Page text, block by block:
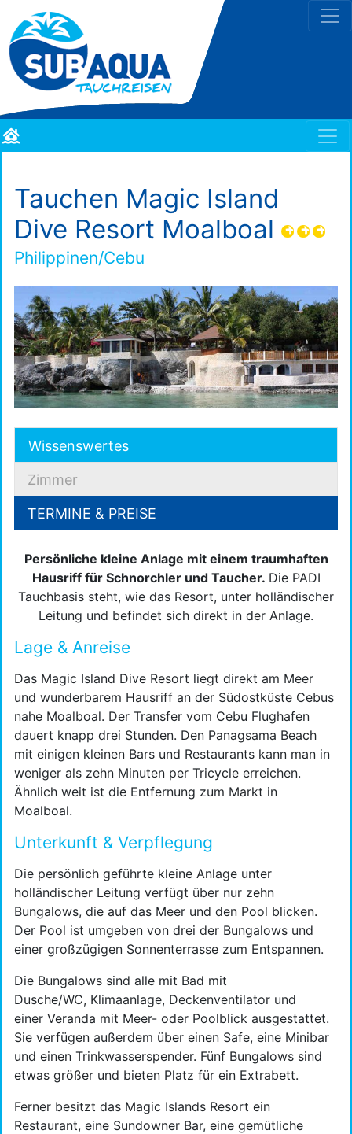
Tauchen Magic Island
Dive Resort Moalboal
Philippinen/Cebu
Wissenswertes
Zimmer
TERMINE & PREISE
Persönliche kleine Anlage mit einem traumhaften
Hausriff für Schnorchler und Taucher. Die PADI
Tauchbasis steht, wie das Resort, unter holländischer
Leitung und befindet sich direkt in der Anlage.
Lage & Anreise
Das Magic Island Dive Resort liegt direkt am Meer
und wunderbarem Hausriff an der Südostküste Cebus
nahe Moalboal. Der Transfer vom Cebu Flughafen
dauert knapp drei Stunden. Den Panagsama Beach
mit einigen kleinen Bars und Restaurants kann man in
weniger als zehn Minuten per Tricycle erreichen.
Ähnlich weit ist die Entfernung zum Markt in
Moalboal.
Unterkunft & Verpflegung
Die persönlich geführte kleine Anlage unter
holländischer Leitung verfügt über nur zehn
Bungalows, die auf das Meer und den Pool blicken.
Der Pool ist umgeben von drei der Bungalows und
einer großzügigen Sonnenterrasse zum Entspannen.
Die Bungalows sind alle mit Bad mit
Dusche/WC, Klimaanlage, Deckenventilator und
einer Veranda mit Meer- oder Poolblick ausgestattet.
Sie verfügen außerdem über einen Safe, eine Minibar
und einen Trinkwasserspender. Fünf Bungalows sind
etwas größer und bieten Platz für ein Extrabett.
Ferner besitzt das Magic Islands Resort ein
Restaurant, eine Sundowner Bar, eine gemütliche